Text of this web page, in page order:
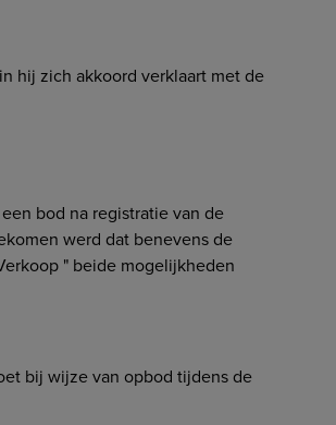
hij zich akkoord verklaart met de
bod na registratie van de
werd dat benevens de
" beide mogelijkheden
bij wijze van opbod tijdens de